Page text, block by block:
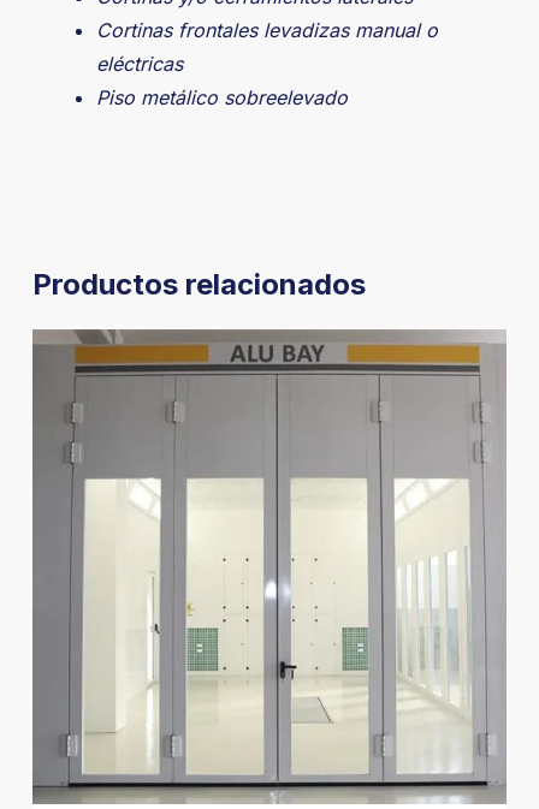
Cortinas frontales levadizas manual o
eléctricas
Piso metálico sobreelevado
Productos relacionados